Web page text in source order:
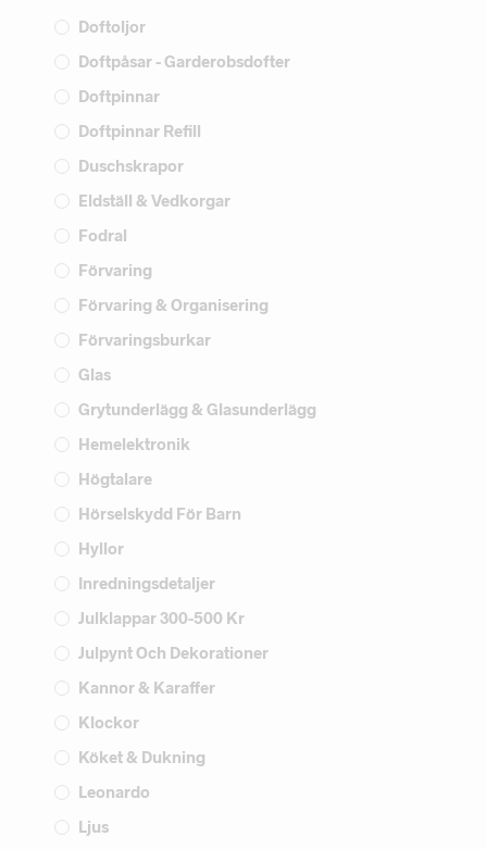
Doftoljor
Doftpåsar - Garderobsdofter
Doftpinnar
Doftpinnar Refill
Duschskrapor
Eldställ & Vedkorgar
Fodral
Förvaring
Förvaring & Organisering
Förvaringsburkar
Glas
Grytunderlägg & Glasunderlägg
Hemelektronik
Högtalare
Hörselskydd För Barn
Hyllor
Inredningsdetaljer
Julklappar 300-500 Kr
Julpynt Och Dekorationer
Kannor & Karaffer
Klockor
Köket & Dukning
Leonardo
Ljus